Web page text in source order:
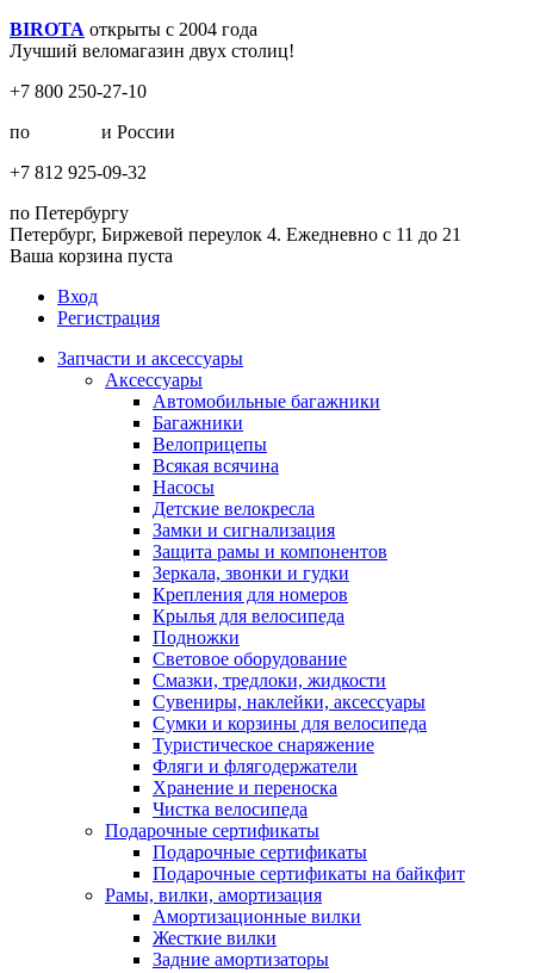
BIROTA открыты с 2004 года
Лучший веломагазин двух столиц!
+7 800 250-27-10
по
и России
+7 812 925-09-32
по Петербургу
Петербург, Биржевой переулок 4. Ежедневно с 11 до 21
Ваша корзина пуста
Вход
Регистрация
Запчасти и аксессуары
Аксессуары
Автомобильные багажники
Багажники
Велоприцепы
Всякая всячина
Насосы
Детские велокресла
Замки и сигнализация
Защита рамы и компонентов
Зеркала, звонки и гудки
Крепления для номеров
Крылья для велосипеда
Подножки
Световое оборудование
Смазки, тредлоки, жидкости
Сувениры, наклейки, аксессуары
Сумки и корзины для велосипеда
Туристическое снаряжение
Фляги и флягодержатели
Хранение и переноска
Чистка велосипеда
Подарочные сертификаты
Подарочные сертификаты
Подарочные сертификаты на байкфит
Рамы, вилки, амортизация
Амортизационные вилки
Жесткие вилки
Задние амортизаторы